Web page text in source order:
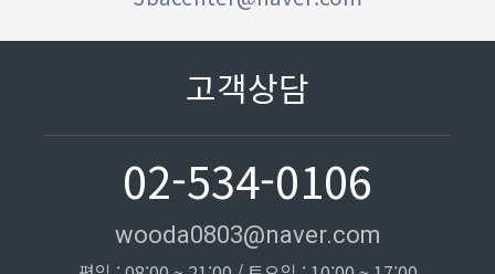
고객상담
02-534-0106
wooda0803@naver.com